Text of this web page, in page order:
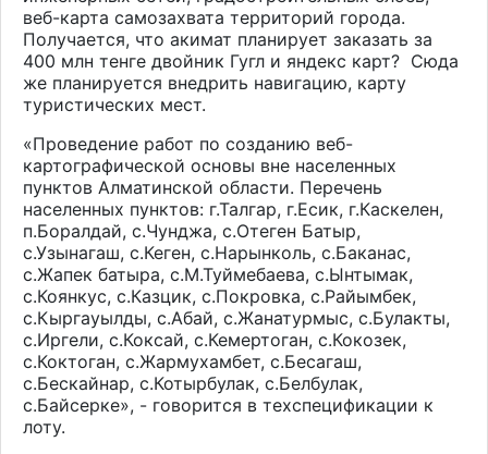
веб-карта самозахвата территорий города.
Получается, что акимат планирует заказать за
400 млн тенге двойник Гугл и яндекс карт? Сюда
же планируется внедрить навигацию, карту
туристических мест.
«Проведение работ по созданию веб-
картографической основы вне населенных
пунктов Алматинской области. Перечень
населенных пунктов: г.Талгар, г.Есик, г.Каскелен,
п.Боралдай, с.Чунджа, с.Отеген Батыр,
с.Узынагаш, с.Кеген, с.Нарынколь, с.Баканас,
с.Жапек батыра, с.М.Туймебаева, с.Ынтымак,
с.Коянкус, с.Казцик, с.Покровка, с.Райымбек,
с.Кыргауылды, с.Абай, с.Жанатурмыс, с.Булакты,
с.Иргели, с.Коксай, с.Кемертоган, с.Кокозек,
с.Коктоган, с.Жармухамбет, с.Бесагаш,
с.Бескайнар, с.Котырбулак, с.Белбулак,
с.Байсерке», - говорится в техспецификации к
лоту.